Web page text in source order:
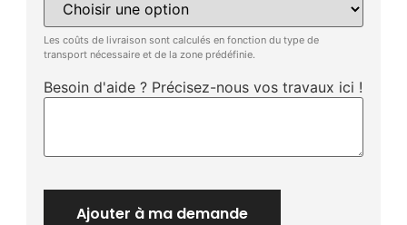
Les coûts de livraison sont calculés en fonction du type de
transport nécessaire et de la zone prédéfinie.
Besoin d'aide ? Précisez-nous vos travaux ici !
Ajouter à ma demande